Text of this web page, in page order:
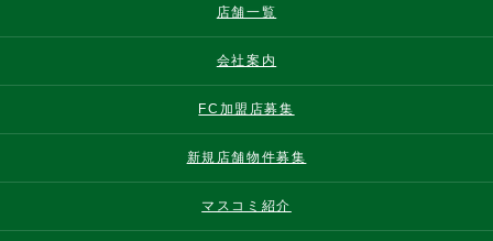
店舗一覧
会社案内
FC加盟店募集
新規店舗物件募集
マスコミ紹介